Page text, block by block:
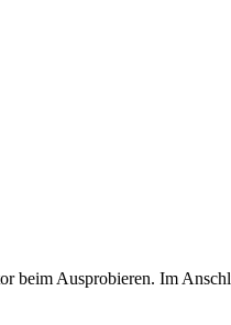
Ausprobieren. Im